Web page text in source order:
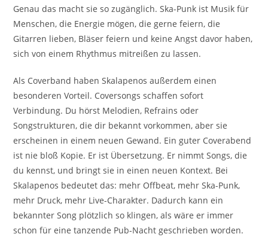
Genau das macht sie so zugänglich. Ska-Punk ist Musik für
Menschen, die Energie mögen, die gerne feiern, die
Gitarren lieben, Bläser feiern und keine Angst davor haben,
sich von einem Rhythmus mitreißen zu lassen.
Als Coverband haben Skalapenos außerdem einen
besonderen Vorteil. Coversongs schaffen sofort
Verbindung. Du hörst Melodien, Refrains oder
Songstrukturen, die dir bekannt vorkommen, aber sie
erscheinen in einem neuen Gewand. Ein guter Coverabend
ist nie bloß Kopie. Er ist Übersetzung. Er nimmt Songs, die
du kennst, und bringt sie in einen neuen Kontext. Bei
Skalapenos bedeutet das: mehr Offbeat, mehr Ska-Punk,
mehr Druck, mehr Live-Charakter. Dadurch kann ein
bekannter Song plötzlich so klingen, als wäre er immer
schon für eine tanzende Pub-Nacht geschrieben worden.